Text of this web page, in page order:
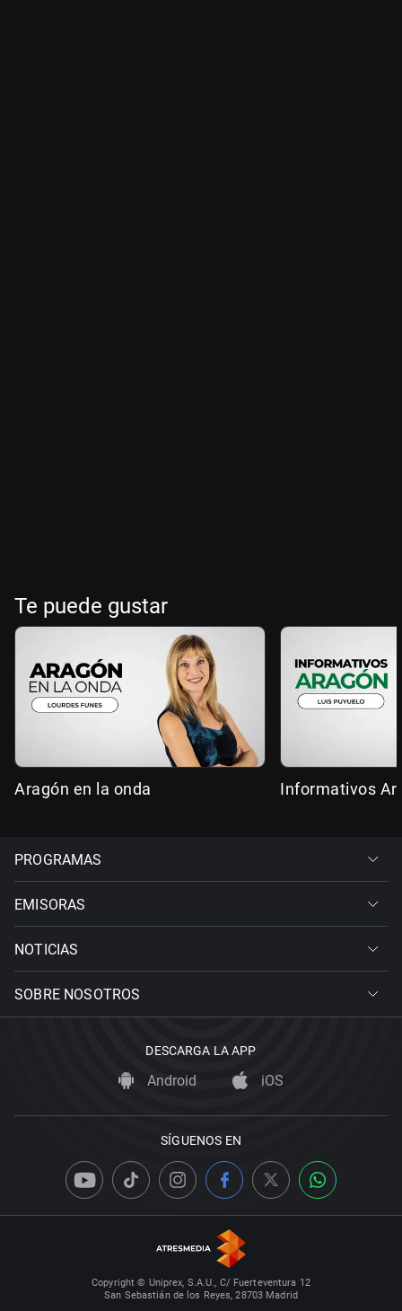
Te puede gustar
Aragón en la onda Informativos
PROGRAMAS
EMISORAS
NOTICIAS
SOBRE NOSOTROS
DESCARGA LA APP
Android iOS
SÍGUENOS EN
Copyright © Uniprex, S.A.U., C/ Fuerteventura 12
San Sebastián de los Reyes, 28703 Madrid